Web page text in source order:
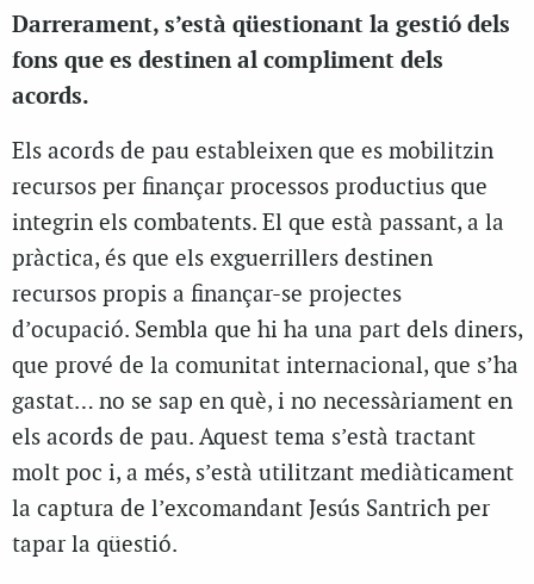
Darrerament, s’està qüestionant la gestió dels
fons que es destinen al compliment dels
acords.
Els acords de pau estableixen que es mobilitzin
recursos per finançar processos productius que
integrin els combatents. El que està passant, a la
pràctica, és que els exguerrillers destinen
recursos propis a finançar-se projectes
d’ocupació. Sembla que hi ha una part dels diners,
que prové de la comunitat internacional, que s’ha
gastat… no se sap en què, i no necessàriament en
els acords de pau. Aquest tema s’està tractant
molt poc i, a més, s’està utilitzant mediàticament
la captura de l’excomandant Jesús Santrich per
tapar la qüestió.